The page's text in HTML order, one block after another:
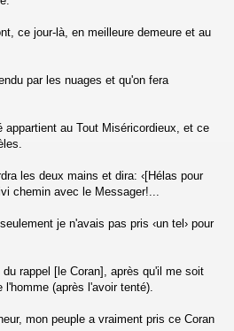
ce jour-là, en meilleure demeure et au
par les nuages et qu'on fera
appartient au Tout Miséricordieux, et ce
les deux mains et dira: ‹[Hélas pour
chemin avec le Messager!...
je n'avais pas pris ‹un tel› pour
rappel [le Coran], après qu'il me soit
l'homme (après l'avoir tenté).
mon peuple a vraiment pris ce Coran